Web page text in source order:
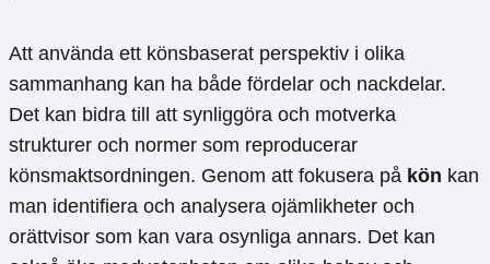
Att använda ett könsbaserat perspektiv i olika
sammanhang kan ha både fördelar och nackdelar.
Det kan bidra till att synliggöra och motverka
strukturer och normer som reproducerar
könsmaktsordningen. Genom att fokusera på kön kan
man identifiera och analysera ojämlikheter och
orättvisor som kan vara osynliga annars. Det kan